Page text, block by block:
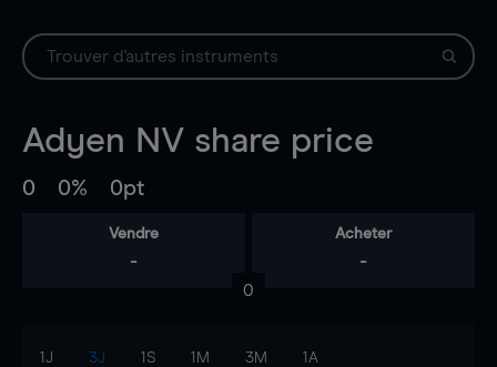
Adyen NV share price
0 0% 0pt
Vendre
-
Acheter
-
0
1J 3J 1S 1M 3M 1A